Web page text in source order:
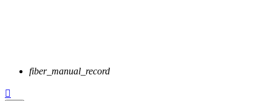
fiber_manual_record
